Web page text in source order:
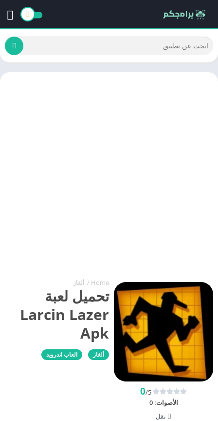
Home
/ ألغاز
تحميل لعبة
Larcin Lazer
Apk
ألغاز العاب اندرويد
0/5
الأصوات:0
نقل